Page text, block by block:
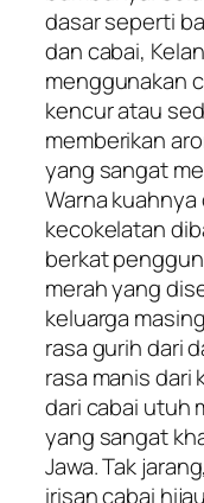
dasar seperti
dan cabai,
menggunakan
kencur atau
memberikan
yang sangat
​Warna
kecokelatan
berkat
merah yang
keluarga
rasa gurih dari
rasa manis
dari cabai utuh
yang sangat
Jawa. Tak
irisan cabai